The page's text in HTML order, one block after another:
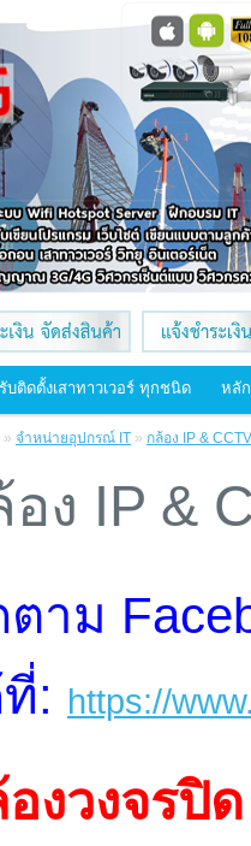
รับติดตั้งเสาทาวเวอร์ ทุกชนิด หลั
» จำหน่ายอุปกรณ์ IT » กล้อง IP & CCTV
อง IP &
าม
: https://
งวงจรปิ